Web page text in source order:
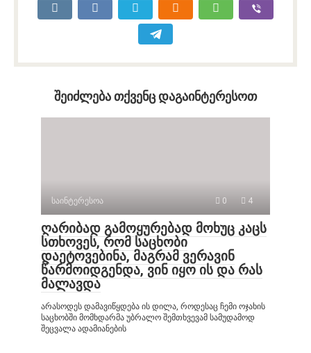
შეიძლება თქვენც დაგაინტერესოთ
საინტერესოა 0 4
ღარიბად გამოყურებად მოხუც კაცს
სთხოვეს, რომ საცხობი
დაეტოვებინა, მაგრამ ვერავინ
წარმოიდგენდა, ვინ იყო ის და რას
მალავდა
არასოდეს დამავიწყდება ის დილა, როდესაც ჩემი ოჯახის
საცხობში მომხდარმა უბრალო შემთხვევამ სამუდამოდ
შეცვალა ადამიანების